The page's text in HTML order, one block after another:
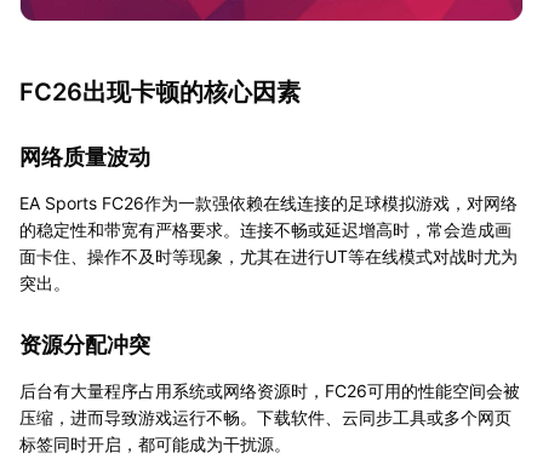
FC26出现卡顿的核心因素
网络质量波动
EA Sports FC26作为一款强依赖在线连接的足球模拟游戏，对网络
的稳定性和带宽有严格要求。连接不畅或延迟增高时，常会造成画
面卡住、操作不及时等现象，尤其在进行UT等在线模式对战时尤为
突出。
资源分配冲突
后台有大量程序占用系统或网络资源时，FC26可用的性能空间会被
压缩，进而导致游戏运行不畅。下载软件、云同步工具或多个网页
标签同时开启，都可能成为干扰源。